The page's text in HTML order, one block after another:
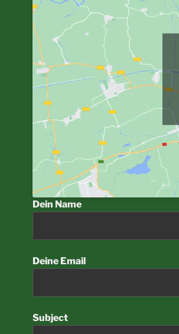
Dein Name
Deine Email
Subject